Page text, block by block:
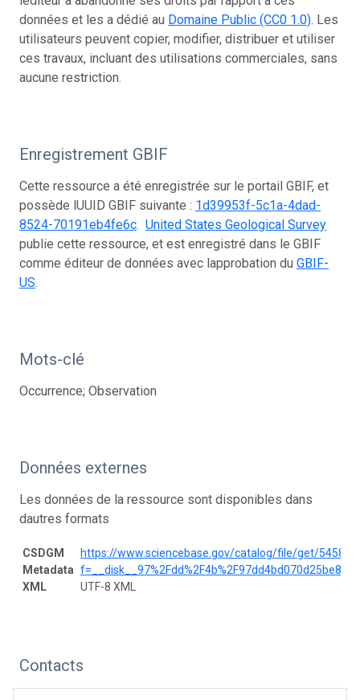
données et les a dédié au Domaine Public (CC0 1.0). Les
utilisateurs peuvent copier, modifier, distribuer et utiliser
ces travaux, incluant des utilisations commerciales, sans
aucune restriction.
Enregistrement GBIF
Cette ressource a été enregistrée sur le portail GBIF, et
possède lUUID GBIF suivante : 1d39953f-5c1a-4dad-
8524-70191eb4fe6c. United States Geological Survey
publie cette ressource, et est enregistré dans le GBIF
comme éditeur de données avec lapprobation du GBIF-
US.
Mots-clé
Occurrence; Observation
Données externes
Les données de la ressource sont disponibles dans
dautres formats
CSDGM
Metadata
XML
https://www.sciencebase.gov/catalog/file/get/
UTF-8 XML
Contacts